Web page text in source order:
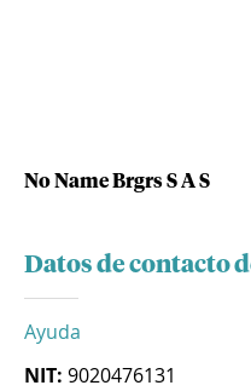
No Name Brgrs S A S
Datos de contacto
Ayuda
NIT: 9020476131